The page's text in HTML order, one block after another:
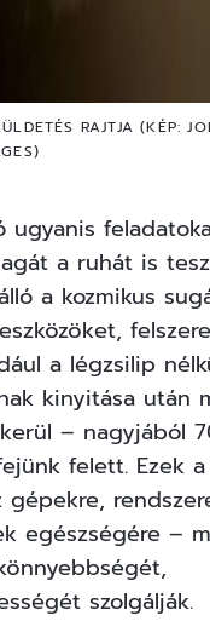
RAJTJA (KÉP:
ugyanis
a ruhát is
a kozmikus
a légzsilip
kinyitása után
– nagyjából
felett. Ezek
gépekre,
egészségére –
szolgálják.